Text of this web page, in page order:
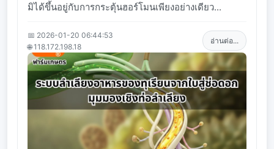
มิได้ขึ้นอยู่กับการกระตุ้นฮอร์โมนเพียงอย่างเดียว...
📅 2026-01-20 06:44:53
🌐 118.172.198.18
อ่านต่อ...